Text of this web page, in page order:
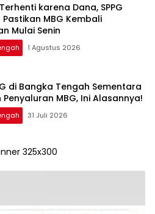
karena Dana, SPPG
MBG Kembali
Mulai Senin
1 Agustus 2026
di Bangka Tengah Sementara
31 Juli 2026